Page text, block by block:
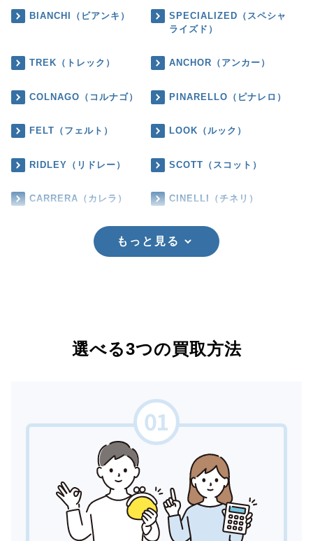
BIANCHI（ビアンキ）
SPECIALIZED（スペシャ
ライズド）
TREK（トレック） ANCHOR（アンカー）
COLNAGO（コルナゴ） PINARELLO（ピナレロ）
FELT（フェルト） LOOK（ルック）
RIDLEY（リドレー） SCOTT（スコット）
CARRERA（カレラ） CINELLI（チネリ）
もっと見る
選べる3つの買取方法